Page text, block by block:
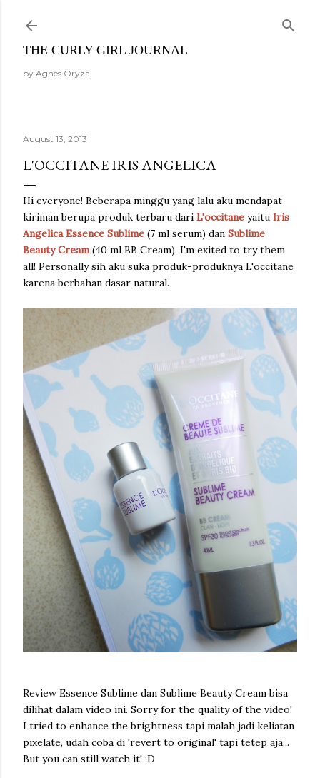
THE CURLY GIRL JOURNAL
by Agnes Oryza
August 13, 2013
L'OCCITANE IRIS ANGELICA
Hi everyone! Beberapa minggu yang lalu aku mendapat
kiriman berupa produk terbaru dari L'occitane yaitu Iris
Angelica Essence Sublime (7 ml serum) dan Sublime
Beauty Cream(40 ml BB Cream). I'm exited to try them
all! Personally sih aku suka produk-produknya L'occitane
karena berbahan dasar natural.
Review Essence Sublime dan Sublime Beauty Cream bisa
dilihat dalam video ini. Sorry for the quality of the video!
I tried to enhance the brightness tapi malah jadi keliatan
pixelate, udah coba di 'revert to original' tapi tetep aja...
But you can still watch it! :D